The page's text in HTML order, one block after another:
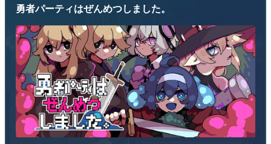
勇者パーティはぜんめつしました。